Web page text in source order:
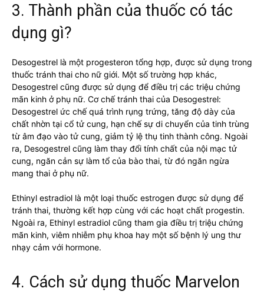
3. Thành phần của thuốc có tác
dụng gì?
Desogestrel là một progesteron tổng hợp, được sử dụng trong
thuốc tránh thai cho nữ giới. Một số trường hợp khác,
Desogestrel cũng được sử dụng để điều trị các triệu chứng
mãn kinh ở phụ nữ. Cơ chế tránh thai của Desogestrel:
Desogestrel ức chế quá trình rụng trứng, tăng độ dày của
chất nhờn tại cổ tử cung, hạn chế sự di chuyển của tinh trùng
từ âm đạo vào tử cung, giảm tỷ lệ thụ tinh thành công. Ngoài
ra, Desogestrel cũng làm thay đổi tính chất của nội mạc tử
cung, ngăn cản sự làm tổ của bào thai, từ đó ngăn ngừa
mang thai ở phụ nữ.
Ethinyl estradiol là một loại thuốc estrogen được sử dụng để
tránh thai, thường kết hợp cùng với các hoạt chất progestin.
Ngoài ra, Ethinyl estradiol cũng tham gia điều trị triệu chứng
mãn kinh, viêm nhiễm phụ khoa hay một số bệnh lý ung thư
nhạy cảm với hormone.
4. Cách sử dụng thuốc Marvelon